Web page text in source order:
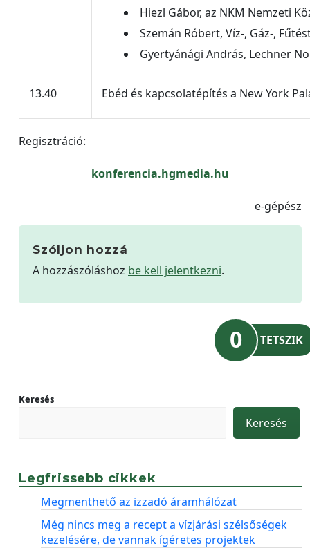
Hiezl Gábor, az NKM Nemzeti
Szemán Róbert, Víz-, Gáz-,
Gyertyánági András, Lechner
13.40 Ebéd és kapcsolatépítés a New York
Regisztráció:
konferencia.hgmedia.hu
e-gépész
Szóljon hozzá
A hozzászóláshoz be kell jelentkezni.
0 TETSZIK
Keresés
Keresés
Legfrissebb cikkek
Megmenthető az izzadó áramhálózat
Még nincs meg a recept a vízjárási szélsőségek
kezelésére, de vannak ígéretes projektek